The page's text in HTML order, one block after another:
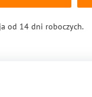
od 14 dni roboczych.